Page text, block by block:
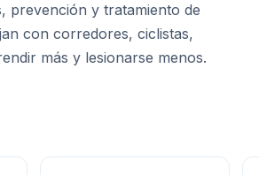
prevención y tratamiento de
con corredores, ciclistas,
más y lesionarse menos.